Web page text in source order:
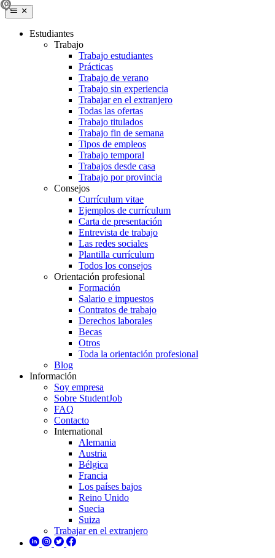
Estudiantes
Trabajo
Trabajo estudiantes
Prácticas
Trabajo de verano
Trabajo sin experiencia
Trabajar en el extranjero
Todas las ofertas
Trabajo titulados
Trabajo fin de semana
Tipos de empleos
Trabajo temporal
Trabajos desde casa
Trabajo por provincia
Consejos
Currículum vitae
Ejemplos de currículum
Carta de presentación
Entrevista de trabajo
Las redes sociales
Plantilla currículum
Todos los consejos
Orientación profesional
Formación
Salario e impuestos
Contratos de trabajo
Derechos laborales
Becas
Otros
Toda la orientación profesional
Blog
Información
Soy empresa
Sobre StudentJob
FAQ
Contacto
International
Alemania
Austria
Bélgica
Francia
Los países bajos
Reino Unido
Suecia
Suiza
Trabajar en el extranjero